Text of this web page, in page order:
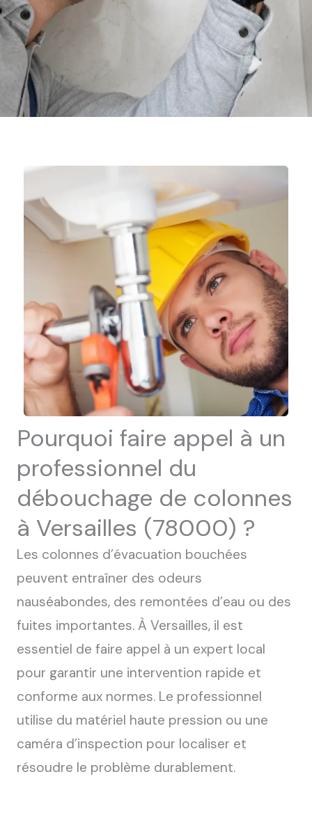
Pourquoi faire appel à un
professionnel du
débouchage de colonnes
à Versailles (78000) ?
Les colonnes d’évacuation bouchées
peuvent entraîner des odeurs
nauséabondes, des remontées d’eau ou des
fuites importantes. À Versailles, il est
essentiel de faire appel à un expert local
pour garantir une intervention rapide et
conforme aux normes. Le professionnel
utilise du matériel haute pression ou une
caméra d’inspection pour localiser et
résoudre le problème durablement.